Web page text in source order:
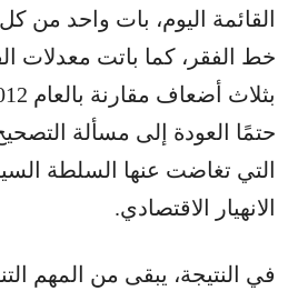
القائمة اليوم، بات واحد من كل
خط الفقر، كما باتت معدلات
حتمًا العودة إلى مسألة
التي تغاضت عنها السلطة
الانهيار الاقتصادي.
في النتيجة، يبقى من المهم